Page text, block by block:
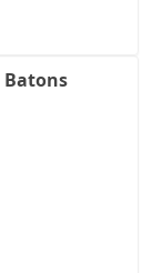
Batons